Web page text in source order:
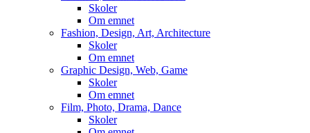
Skoler
Om emnet
Fashion, Design, Art, Architecture
Skoler
Om emnet
Graphic Design, Web, Game
Skoler
Om emnet
Film, Photo, Drama, Dance
Skoler